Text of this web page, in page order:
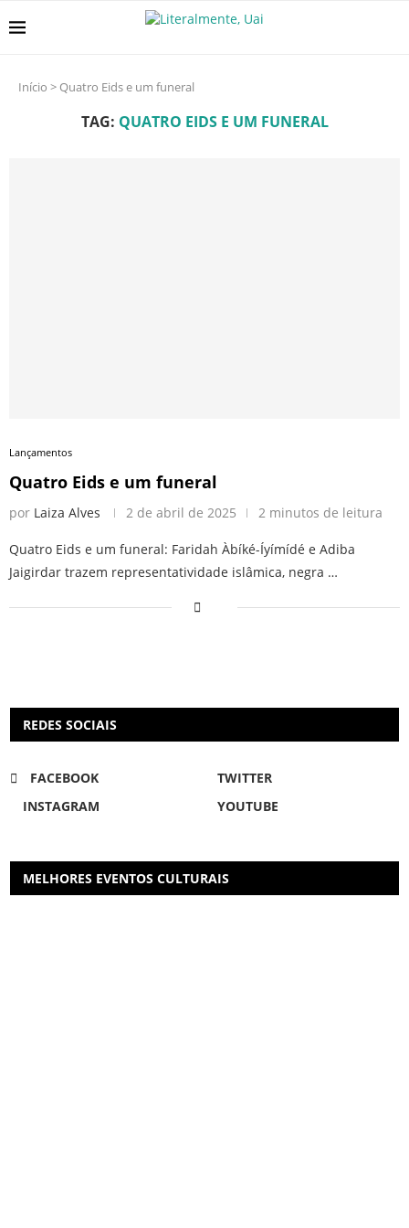
Início > Quatro Eids e um funeral
TAG: QUATRO EIDS E UM FUNERAL
Lançamentos
Quatro Eids e um funeral
por Laiza Alves 2 de abril de 2025 2 minutos de leitura
Quatro Eids e um funeral: Faridah Àbíké-Íyímídé e Adiba
Jaigirdar trazem representatividade islâmica, negra …
REDES SOCIAIS
FACEBOOK
TWITTER
INSTAGRAM
YOUTUBE
MELHORES EVENTOS CULTURAIS